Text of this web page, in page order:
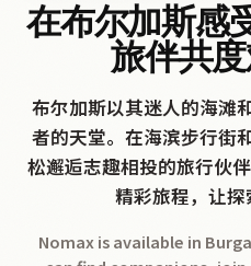
在布尔加斯感
旅伴共
布尔加斯以其迷人的海滩
者的天堂。在海滨步行街
松邂逅志趣相投的旅行伙
精彩旅程，让探
Nomax is available in